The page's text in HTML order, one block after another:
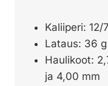
Kaliiperi: 12/
Lataus: 36 g
Haulikoot:
ja 4,00 mm